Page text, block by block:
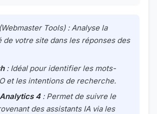
Tools) : Analyse la
de votre site dans les réponses des
: Idéal pour identifier les mots-
et les intentions de recherche.
4: Permet de suivre le
des assistants IA via les